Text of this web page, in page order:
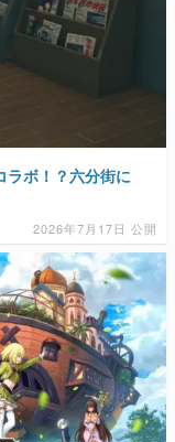
ラボ！？六分街に
2026年7月17日 公開